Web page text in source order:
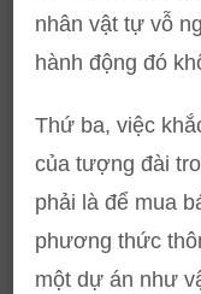
nhân vật tự vỗ
hành động đó
Thứ ba, việc
của tượng đài
phải là để mua
phương thức
một dự án như